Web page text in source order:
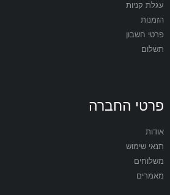
עגלת קניות
הזמנות
פרטי חשבון
תשלום
פרטי החברה
אודות
תנאי שימוש
משלוחים
מאמרים